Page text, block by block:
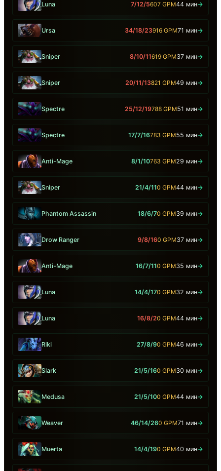
Luna 7/12/5607 GPM44 мин→
Ursa 34/18/23916 GPM71 мин→
Sniper 8/10/11619 GPM37 мин→
Sniper 20/11/13821 GPM49 мин→
Spectre 25/12/19788 GPM51 мин→
Spectre 17/7/16783 GPM55 мин→
Anti-Mage 8/1/10763 GPM29 мин→
Sniper 21/4/110 GPM44 мин→
Phantom Assassin 18/6/70 GPM39 мин→
Drow Ranger 9/8/160 GPM37 мин→
Anti-Mage 16/7/110 GPM35 мин→
Luna 14/4/170 GPM32 мин→
Luna 16/8/20 GPM44 мин→
Riki 27/8/90 GPM46 мин→
Slark 21/5/160 GPM30 мин→
Medusa 21/5/100 GPM44 мин→
Weaver 46/14/260 GPM71 мин→
Muerta 14/4/190 GPM40 мин→